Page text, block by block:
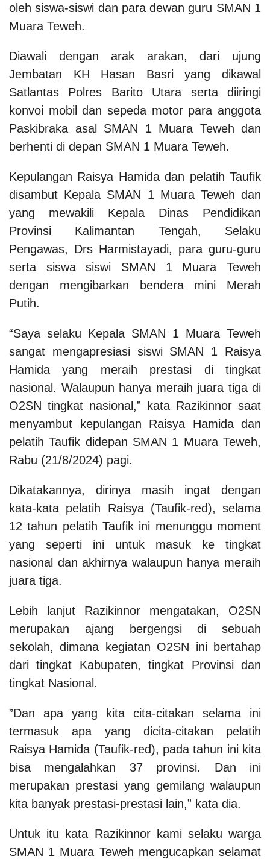
oleh siswa-siswi dan para dewan guru SMAN 1
Muara Teweh.
Diawali dengan arak arakan, dari ujung
Jembatan KH Hasan Basri yang dikawal
Satlantas Polres Barito Utara serta diiringi
konvoi mobil dan sepeda motor para anggota
Paskibraka asal SMAN 1 Muara Teweh dan
berhenti di depan SMAN 1 Muara Teweh.
Kepulangan Raisya Hamida dan pelatih Taufik
disambut Kepala SMAN 1 Muara Teweh dan
yang mewakili Kepala Dinas Pendidikan
Provinsi Kalimantan Tengah, Selaku
Pengawas, Drs Harmistayadi, para guru-guru
serta siswa siswi SMAN 1 Muara Teweh
dengan mengibarkan bendera mini Merah
Putih.
“Saya selaku Kepala SMAN 1 Muara Teweh
sangat mengapresiasi siswi SMAN 1 Raisya
Hamida yang meraih prestasi di tingkat
nasional. Walaupun hanya meraih juara tiga di
O2SN tingkat nasional,” kata Razikinnor saat
menyambut kepulangan Raisya Hamida dan
pelatih Taufik didepan SMAN 1 Muara Teweh,
Rabu (21/8/2024) pagi.
Dikatakannya, dirinya masih ingat dengan
kata-kata pelatih Raisya (Taufik-red), selama
12 tahun pelatih Taufik ini menunggu moment
yang seperti ini untuk masuk ke tingkat
nasional dan akhirnya walaupun hanya meraih
juara tiga.
Lebih lanjut Razikinnor mengatakan, O2SN
merupakan ajang bergengsi di sebuah
sekolah, dimana kegiatan O2SN ini bertahap
dari tingkat Kabupaten, tingkat Provinsi dan
tingkat Nasional.
”Dan apa yang kita cita-citakan selama ini
termasuk apa yang dicita-citakan pelatih
Raisya Hamida (Taufik-red), pada tahun ini kita
bisa mengalahkan 37 provinsi. Dan ini
merupakan prestasi yang gemilang walaupun
kita banyak prestasi-prestasi lain,” kata dia.
Untuk itu kata Razikinnor kami selaku warga
SMAN 1 Muara Teweh mengucapkan selamat